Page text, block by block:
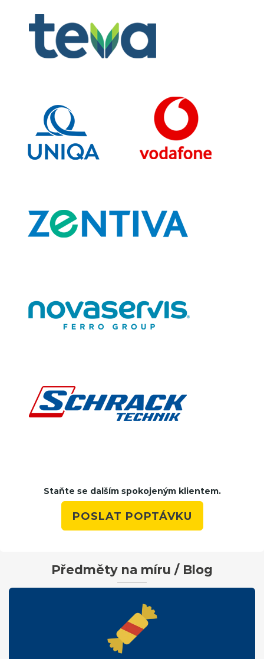
Staňte se dalším spokojeným klientem.
POSLAT POPTÁVKU
Předměty na míru / Blog